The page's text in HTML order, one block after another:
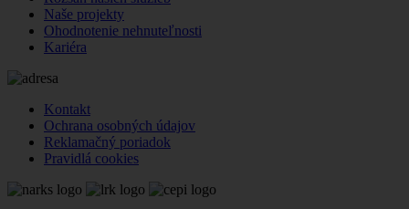
Naše projekty
Ohodnotenie nehnuteľnosti
Kariéra
Kontakt
Ochrana osobných údajov
Reklamačný poriadok
Pravidlá cookies